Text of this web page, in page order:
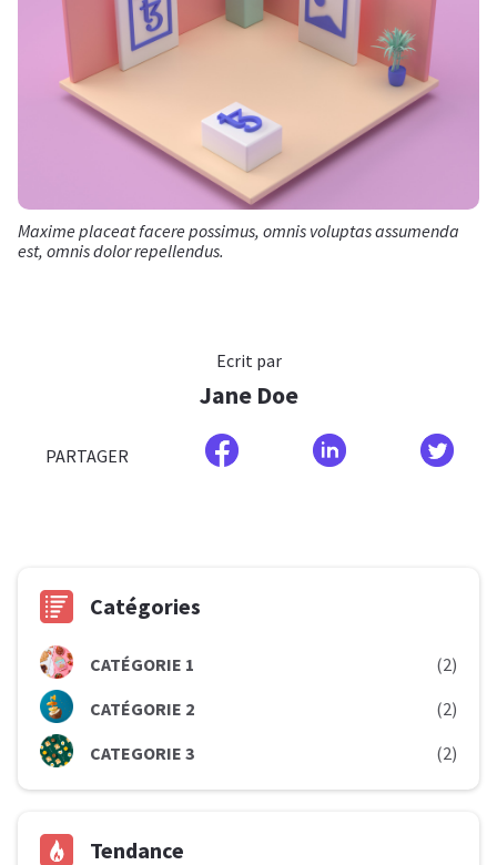
Maxime placeat facere possimus, omnis voluptas assumenda
est, omnis dolor repellendus.
Ecrit par
Jane Doe
PARTAGER
Catégories
CATÉGORIE 1
(2)
CATÉGORIE 2
(2)
CATEGORIE 3
(2)
Tendance